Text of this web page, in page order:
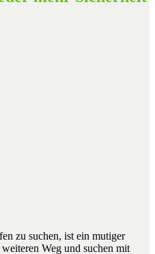
zu suchen, ist ein mutiger
Weg und suchen mit